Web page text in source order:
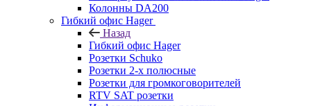
Колонны DA200
Гибкий офис Hager
Назад
Гибкий офис Hager
Розетки Schuko
Розетки 2-х полюсные
Розетки для громкоговорителей
RTV SAT розетки